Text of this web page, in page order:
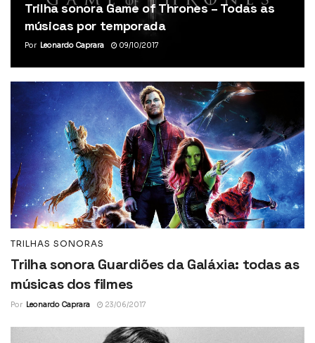
Trilha sonora Game of Thrones – Todas as
músicas por temporada
Por Leonardo Caprara 09/10/2017
TRILHAS SONORAS
Trilha sonora Guardiões da Galáxia: todas as
músicas dos filmes
Por Leonardo Caprara 23/06/2017